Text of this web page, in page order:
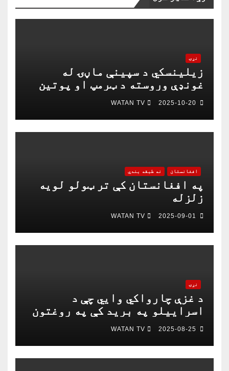
نړۍ
زیلینسکي د سپینې ماڼۍ له
غونډې وروسته د ټرمپ او پوتین
په خبرو اترو کې د ګډون لپاره
چمتو دی
2025-10-20
WATAN TV
افغانستان نه طبقه بندي
په افغانستان کې تر ټولو لویه
زلزله
2025-09-01
WATAN TV
نړۍ
د غزې چارواکي وايي چې د
اسراییلو په برید کې په روغتون
باندې د ۱۵ کسانو په ګډون څلور
خبریالان وژل شوي دي
2025-08-25
WATAN TV